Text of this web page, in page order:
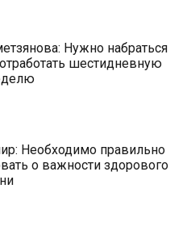
Нужно набраться
шестидневную
Необходимо правильно
о важности здорового